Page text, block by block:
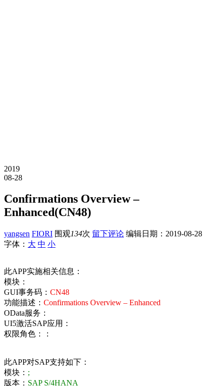
2019
08-28
Confirmations Overview –
Enhanced(CN48)
yangsen FIORI 围观134次 留下评论 编辑日期： 2019-08-28
字体： 大 中 小
此APP实施相关信息：
模块：
GUI事务码： CN48
功能描述： Confirmations Overview – Enhanced
OData服务：
UI5激活SAP应用：
权限角色：：
此APP对SAP支持如下：
模块： ;
版本： SAP S/4HANA